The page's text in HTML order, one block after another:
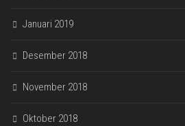
Januari 2019
Desember 2018
November 2018
Oktober 2018